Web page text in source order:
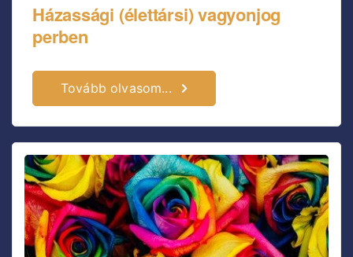
Házassági (élettársi) vagyonjog
perben
Tovább olvasom...